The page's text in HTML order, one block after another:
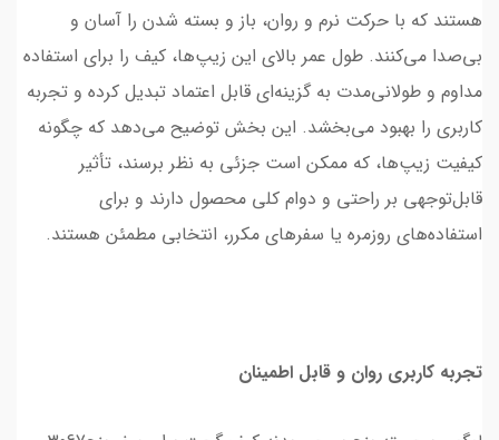
هستند که با حرکت نرم و روان، باز و بسته شدن را آسان و
بی‌صدا می‌کنند. طول عمر بالای این زیپ‌ها، کیف را برای استفاده
مداوم و طولانی‌مدت به گزینه‌ای قابل اعتماد تبدیل کرده و تجربه
کاربری را بهبود می‌بخشد. این بخش توضیح می‌دهد که چگونه
کیفیت زیپ‌ها، که ممکن است جزئی به نظر برسند، تأثیر
قابل‌توجهی بر راحتی و دوام کلی محصول دارند و برای
استفاده‌های روزمره یا سفرهای مکرر، انتخابی مطمئن هستند.
تجربه کاربری روان و قابل اطمینان